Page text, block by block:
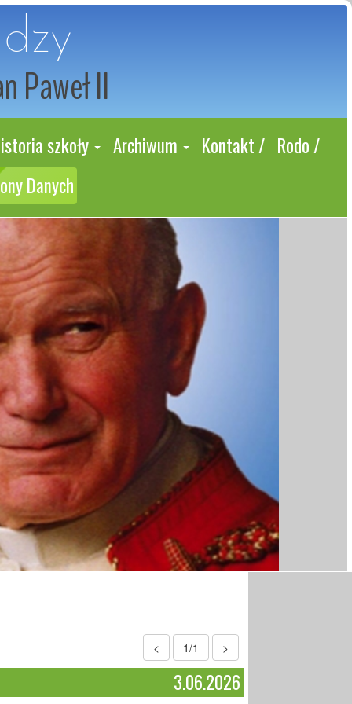
Paweł II
szkoły Archiwum Kontakt / Rodo /
Danych
< 1/1 >
3.06.2026